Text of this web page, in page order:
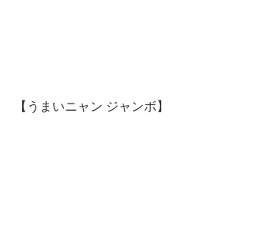
【うまいニャン ジャンボ】